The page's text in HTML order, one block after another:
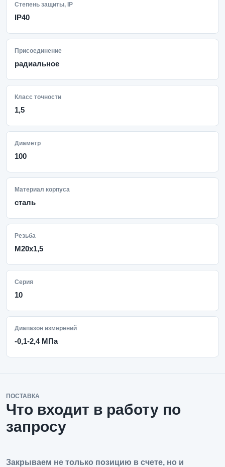
Степень защиты, IP
IP40
Присоединение
радиальное
Класс точности
1,5
Диаметр
100
Материал корпуса
сталь
Резьба
M20x1,5
Серия
10
Диапазон измерений
-0,1-2,4 МПа
ПОСТАВКА
Что входит в работу по
запросу
Закрываем не только позицию в счете, но и